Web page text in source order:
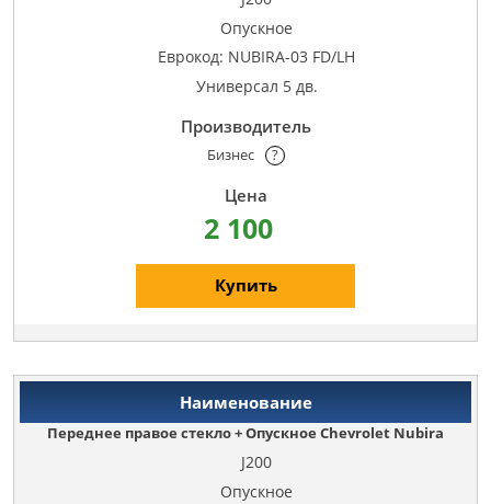
Опускное
Еврокод: NUBIRA-03 FD/LH
Универсал 5 дв.
Бизнес ?
2 100
Купить
Переднее правое стекло + Опускное Chevrolet Nubira
J200
Опускное